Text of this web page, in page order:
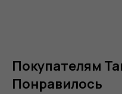
Покупателям
Понравилось